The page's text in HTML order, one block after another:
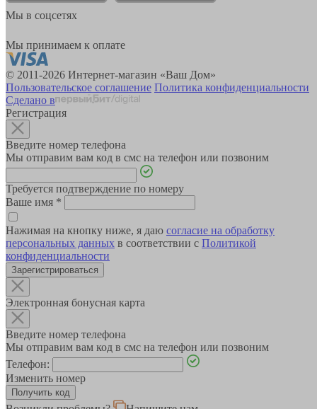
Мы в соцсетях
Мы принимаем к оплате
© 2011-2026 Интернет-магазин «Ваш Дом»
Пользовательское соглашение Политика конфиденциальности
Сделано в
Регистрация
Введите номер телефона
Мы отправим вам код в смс на телефон или позвоним
Требуется подтверждение по номеру
Ваше имя *
Нажимая на кнопку ниже, я даю согласие на обработку
персональных данных в соответствии с Политикой
конфиденциальности
Зарегистрироваться
Электронная бонусная карта
Введите номер телефона
Мы отправим вам код в смс на телефон или позвоним
Телефон:
Изменить номер